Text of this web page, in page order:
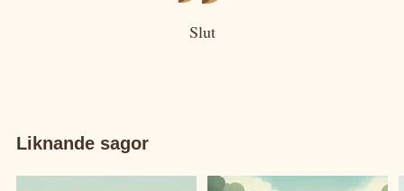
Slut
Liknande sagor